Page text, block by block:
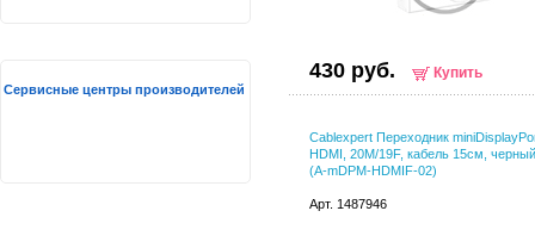
430 руб. Купить
Cablexpert Переходник
HDMI, 20M/19F, кабель 15см,
(A-mDPM-HDMIF-02)
Арт. 1487946
Сервисные центры производителей